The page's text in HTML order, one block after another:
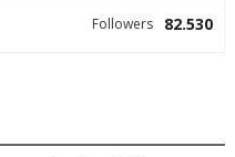
82.530
Followers